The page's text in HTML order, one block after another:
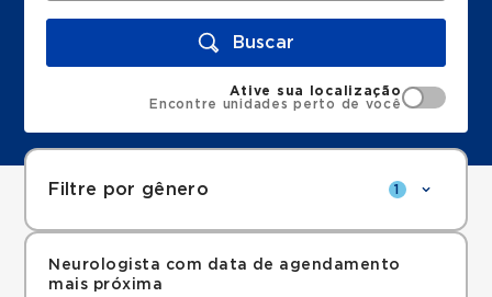
Buscar
Ative sua localização
Encontre unidades perto de você
Filtre por gênero 1
Neurologista com data de agendamento
mais próxima